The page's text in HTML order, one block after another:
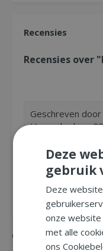
Recensies
Recensies over
Geschreven door
Heemskerk op
prima kwaliteit
ziet er heel
in gebruik
tuinmannetjes /
Gemakkelijk mee
Deze
gebruik
Deze
onze
met alle
ons